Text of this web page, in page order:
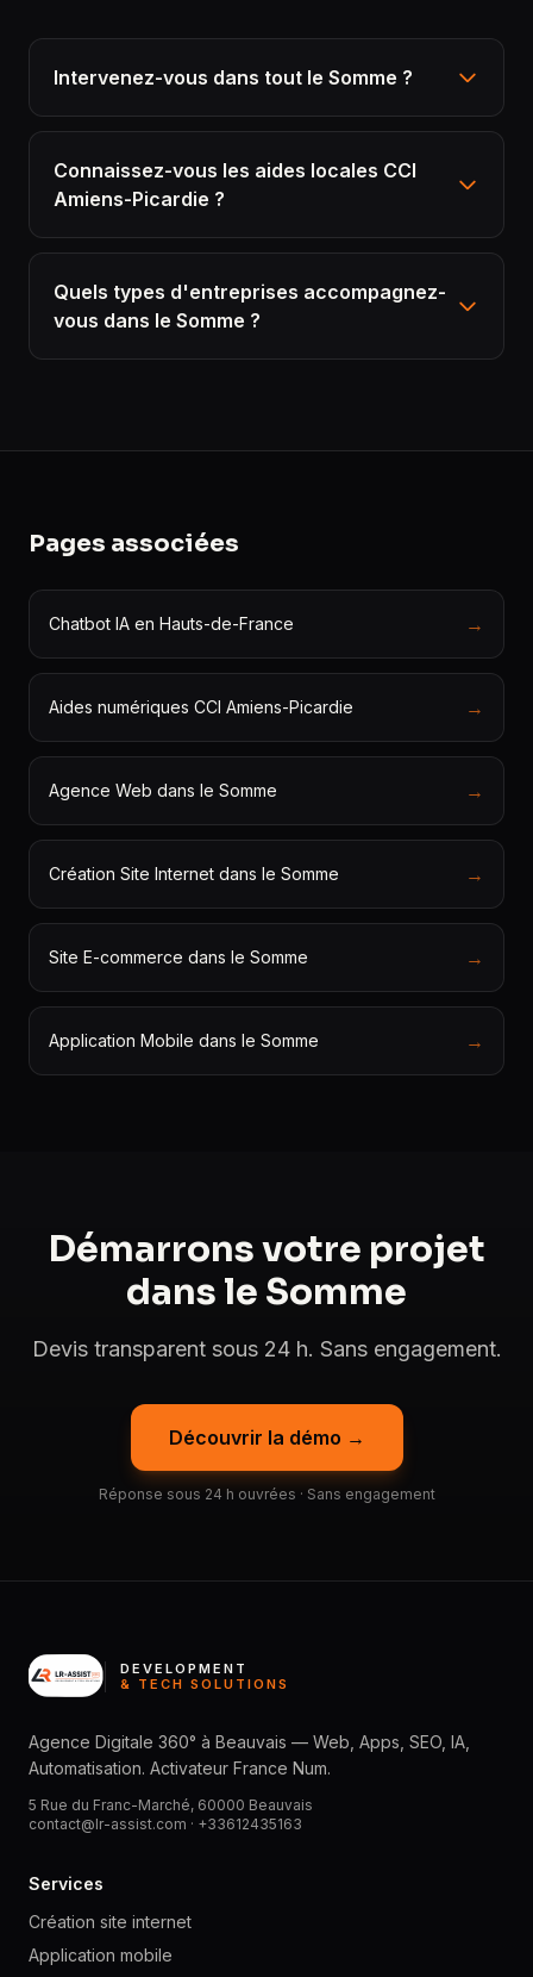
Intervenez-vous dans tout le Somme ?
Connaissez-vous les aides locales CCI
Amiens-Picardie ?
Quels types d'entreprises accompagnez-
vous dans le Somme ?
Pages associées
Chatbot IA en Hauts-de-France →
Aides numériques CCI Amiens-Picardie →
Agence Web dans le Somme →
Création Site Internet dans le Somme →
Site E-commerce dans le Somme →
Application Mobile dans le Somme →
Démarrons votre projet
dans le Somme
Devis transparent sous 24 h. Sans engagement.
Découvrir la démo →
Réponse sous 24 h ouvrées · Sans engagement
DEVELOPMENT
& TECH SOLUTIONS
Agence Digitale 360° à Beauvais — Web, Apps, SEO, IA,
Automatisation. Activateur France Num.
5 Rue du Franc-Marché, 60000 Beauvais
contact@lr-assist.com · +33612435163
Services
Création site internet
Application mobile